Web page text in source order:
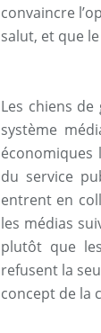
convaincre
salut, et que
Les chiens
système
économiques
du service
entrent en
les médias
plutôt que
refusent la
concept de la